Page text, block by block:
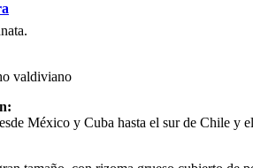
valdiviano
México y Cuba hasta el sur de Chile y